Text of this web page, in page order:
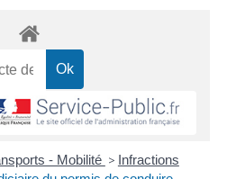
- Mobilité > Infractions